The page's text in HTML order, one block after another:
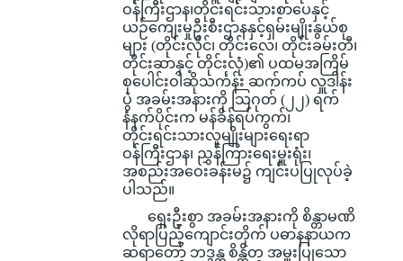
ဝန်ကြီးဌာန၊တိုင်းရင်းသားစာပေနှင့်
ယဉ်ကျေးမှုဦးစီးဌာနနှင့်ရှမ်းမျိုးနွယ်စု
များ (တိုင်းလိုင်၊ တိုင်းလေ၊ တိုင်းခမ်းတီ၊
တိုင်းဆာနှင့် တိုင်းလုံ)၏ ပထမအကြိမ်
စုပေါင်းဝါဆိုသင်္ကန်း ဆက်ကပ် လှူဒါန်း
ပွဲ အခမ်းအနားကို သြဂုတ် (၂၂) ရက်
နံနက်ပိုင်းက မန်ခိန်ရပ်ကွက်၊
တိုင်းရင်းသားလူမျိုးများရေးရာ
ဝန်ကြီးဌာန၊ ညွှန်ကြားရေးမှူးရုံး၊
အစည်းအဝေးခန်းမ၌ ကျင်းပပြုလုပ်ခဲ့
ပါသည်။
ရှေးဦးစွာ အခမ်းအနားကို စိန္တာမဏိ
လိုရာပြည့်ကျောင်းတိုက် ပဓာနနာယက
ဆရာတော် ဘဒ္ဒန္တ စိန္တိတ အမှူးပြု‌သော